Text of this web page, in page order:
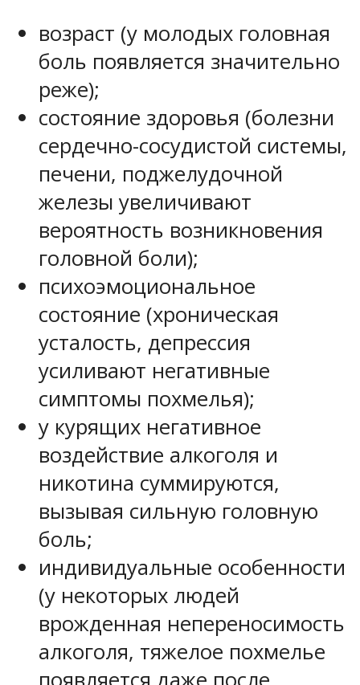
возраст (у молодых головная
боль появляется значительно
реже);
состояние здоровья (болезни
сердечно-сосудистой системы,
печени, поджелудочной
железы увеличивают
вероятность возникновения
головной боли);
психоэмоциональное
состояние (хроническая
усталость, депрессия
усиливают негативные
симптомы похмелья);
у курящих негативное
воздействие алкоголя и
никотина суммируются,
вызывая сильную головную
боль;
индивидуальные особенности
(у некоторых людей
врожденная непереносимость
алкоголя, тяжелое похмелье